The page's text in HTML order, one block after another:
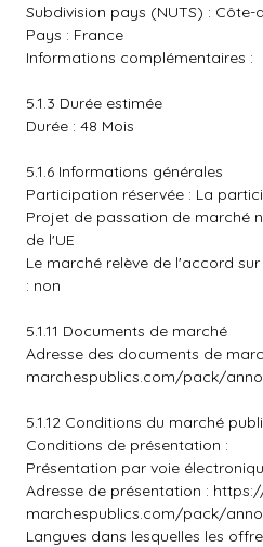
Subdivision pays (NUTS) : Côte-
Pays : France
Informations complémentaires :
5.1.3 Durée estimée
Durée : 48 Mois
5.1.6 Informations générales
Participation réservée : La
Projet de passation de marché
de l'UE
Le marché relève de l'accord
: non
5.1.11 Documents de marché
Adresse des documents de
marchespublics.com/pack/
5.1.12 Conditions du marché
Conditions de présentation :
Présentation par voie
Adresse de présentation :
marchespublics.com/pack/
Langues dans lesquelles les